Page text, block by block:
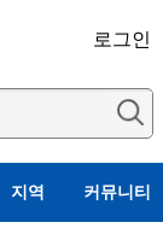
로그인
지역 커뮤니티